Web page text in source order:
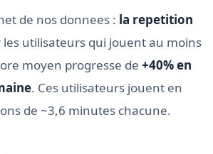
de nos donnees : la repetition
les utilisateurs qui jouent au moins
moyen progresse de +40% en
. Ces utilisateurs jouent en
de ~3,6 minutes chacune.